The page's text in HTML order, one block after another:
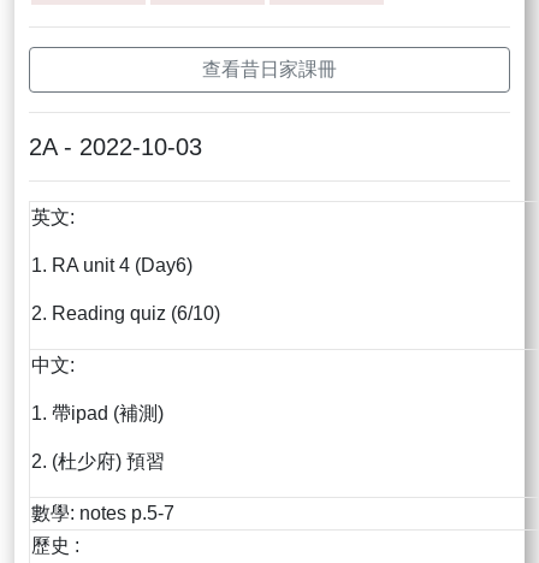
查看昔日家課冊
2A - 2022-10-03
英文:
1. RA unit 4 (Day6)
2. Reading quiz (6/10)
中文:
1. 帶ipad (補測)
2. (杜少府) 預習
數學: notes p.5-7
歷史 :